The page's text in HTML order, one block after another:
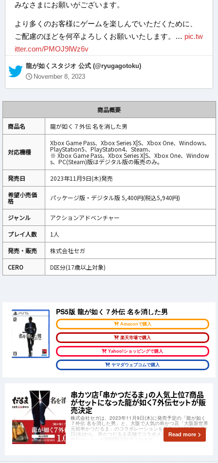
みなさまにお願いがございます。
より多くのお客様にゲームを楽しんでいただくために、
ご配慮のほどを何卒よろしくお願いいたします。… pic.tw
itter.com/PMOJ9lWz6v
— 龍が如くスタジオ 公式 (@ryugagotoku)
November 8, 2023
商品概要
商品名
龍が如く７外伝 名を消した男
対応機種
Xbox Game Pass、Xbox Series X|S、Xbox One、Windows、
PlayStation5、PlayStation4、Steam、
※ Xbox Game Pass、Xbox Series X|S、Xbox One、Window
s、PC(Steam)版はデジタル版の販売のみ。
発売日
2023年11月9日(木)発売
希望小売価
格 パッケージ版・デジタル版 5,400円(税込5,940円)
ジャンル
アクションアドベンチャー
プレイ人数
1人
発売・販売
株式会社セガ
CERO
D区分(17歳以上対象)
PS5版 龍が如く７外伝 名を消した男
Amazonで購入
楽天市場で購入
Yahoo!ショッピングで購入
ヤマダウェブコムで購入
串カツ店「串かつだるま」の人気上位7商品
がセットになった龍が如く７外伝セットが販
売決定
株式会社セガは、2023年11月9日(木)に発売予定の「龍が如く
７外伝 名を消した男」と、大阪で人気の串かつ店「大阪新世界
元祖串かつだるま」のコラボレーションを発表！2023年11月1
日(水)から、串かつだるま店舗でコラボメニュー「龍が如く７
Read more